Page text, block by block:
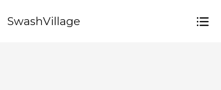
SwashVillage